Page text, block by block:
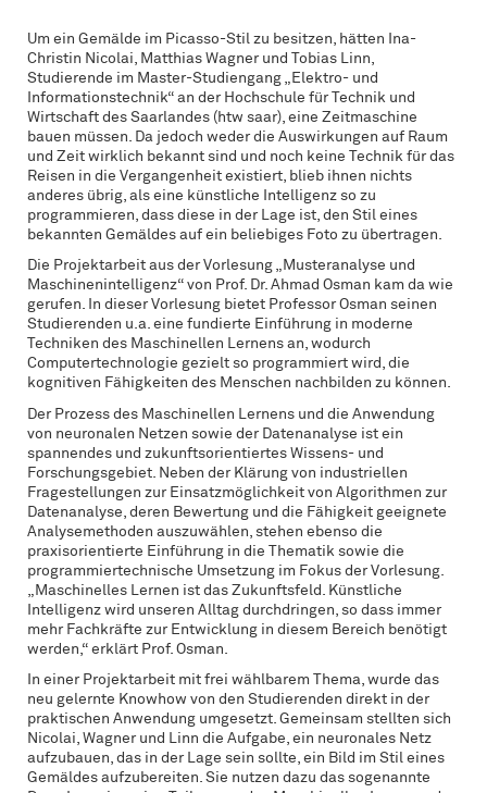
Um ein Gemälde im Picasso-Stil zu besitzen, hätten Ina-
Christin Nicolai, Matthias Wagner und Tobias Linn,
Studierende im Master-Studiengang „Elektro- und
Informationstechnik“ an der Hochschule für Technik und
Wirtschaft des Saarlandes (htw saar), eine Zeitmaschine
bauen müssen. Da jedoch weder die Auswirkungen auf Raum
und Zeit wirklich bekannt sind und noch keine Technik für das
Reisen in die Vergangenheit existiert, blieb ihnen nichts
anderes übrig, als eine künstliche Intelligenz so zu
programmieren, dass diese in der Lage ist, den Stil eines
bekannten Gemäldes auf ein beliebiges Foto zu übertragen.
Die Projektarbeit aus der Vorlesung „Musteranalyse und
Maschinenintelligenz“ von Prof. Dr. Ahmad Osman kam da wie
gerufen. In dieser Vorlesung bietet Professor Osman seinen
Studierenden u.a. eine fundierte Einführung in moderne
Techniken des Maschinellen Lernens an, wodurch
Computertechnologie gezielt so programmiert wird, die
kognitiven Fähigkeiten des Menschen nachbilden zu können.
Der Prozess des Maschinellen Lernens und die Anwendung
von neuronalen Netzen sowie der Datenanalyse ist ein
spannendes und zukunftsorientiertes Wissens- und
Forschungsgebiet. Neben der Klärung von industriellen
Fragestellungen zur Einsatzmöglichkeit von Algorithmen zur
Datenanalyse, deren Bewertung und die Fähigkeit geeignete
Analysemethoden auszuwählen, stehen ebenso die
praxisorientierte Einführung in die Thematik sowie die
programmiertechnische Umsetzung im Fokus der Vorlesung.
„Maschinelles Lernen ist das Zukunftsfeld. Künstliche
Intelligenz wird unseren Alltag durchdringen, so dass immer
mehr Fachkräfte zur Entwicklung in diesem Bereich benötigt
werden,“ erklärt Prof. Osman.
In einer Projektarbeit mit frei wählbarem Thema, wurde das
neu gelernte Knowhow von den Studierenden direkt in der
praktischen Anwendung umgesetzt. Gemeinsam stellten sich
Nicolai, Wagner und Linn die Aufgabe, ein neuronales Netz
aufzubauen, das in der Lage sein sollte, ein Bild im Stil eines
Gemäldes aufzubereiten. Sie nutzen dazu das sogenannte